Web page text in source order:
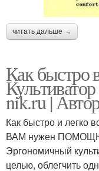
читать дальше →
Как быстро
nik.ru |
Как быстро и легко
ВАМ нужен
Эргономичный
целью, облегчить